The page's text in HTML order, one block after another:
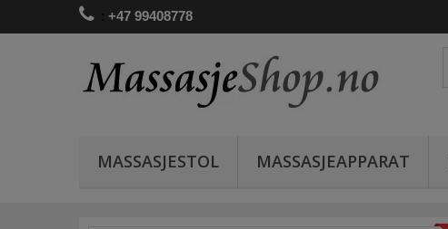
+47 99408778
MASSASJESTOL MASSASJEAPPARAT